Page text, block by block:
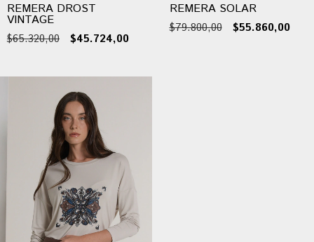
REMERA DROST
VINTAGE
$65.320,00 $45.724,00
REMERA SOLAR
$79.800,00 $55.860,00